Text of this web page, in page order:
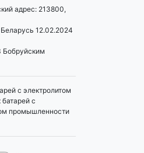
адрес: 213800,
12.02.2024
Бобруйским
с электролитом
с
промышленности